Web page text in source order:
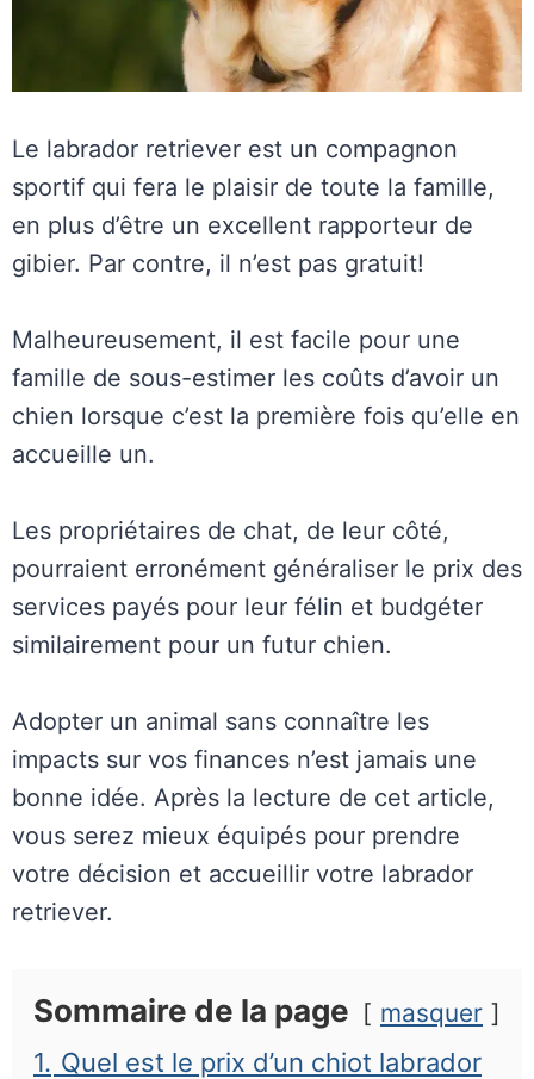
Le labrador retriever est un compagnon
sportif qui fera le plaisir de toute la famille,
en plus d’être un excellent rapporteur de
gibier. Par contre, il n’est pas gratuit!
Malheureusement, il est facile pour une
famille de sous-estimer les coûts d’avoir un
chien lorsque c’est la première fois qu’elle en
accueille un.
Les propriétaires de chat, de leur côté,
pourraient erronément généraliser le prix des
services payés pour leur félin et budgéter
similairement pour un futur chien.
Adopter un animal sans connaître les
impacts sur vos finances n’est jamais une
bonne idée. Après la lecture de cet article,
vous serez mieux équipés pour prendre
votre décision et accueillir votre labrador
retriever.
Sommaire de la page masquer
1. Quel est le prix d’un chiot labrador